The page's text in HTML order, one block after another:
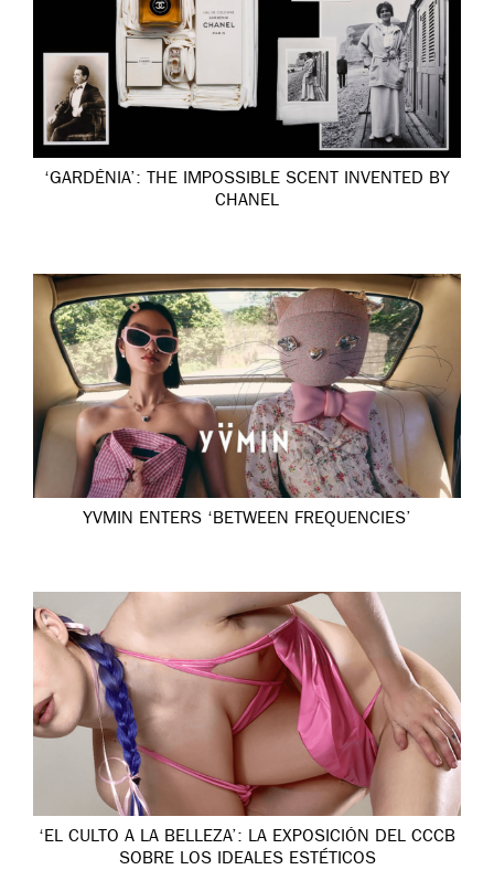
‘GARDÉNIA’: THE IMPOSSIBLE SCENT INVENTED BY
CHANEL
YVMIN ENTERS ‘BETWEEN FREQUENCIES’
‘EL CULTO A LA BELLEZA’: LA EXPOSICIÓN DEL CCCB
SOBRE LOS IDEALES ESTÉTICOS